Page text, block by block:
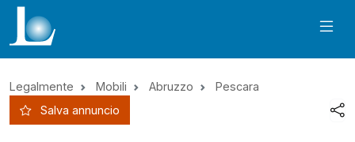
Legalmente Mobili Abruzzo
Pescara
Salva annuncio